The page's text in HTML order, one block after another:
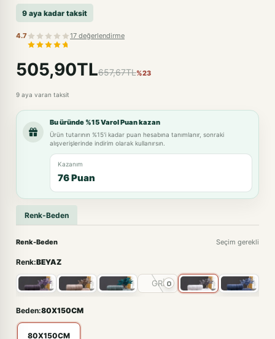
9 aya kadar taksit
4.7 17 değerlendirme
505,90TL657,67TL%23
9 aya varan taksit
Bu üründe %15 Varol Puan kazan
Ürün tutarının %15'i kadar puan hesabına tanımlanır, sonraki
alışverişlerinde indirim olarak kullanırsın.
Kazanım
76 Puan
Renk-Beden
Renk-Beden Seçim gerekli
Renk:BEYAZ
GRİ
Beden:80X150CM
80X150CM